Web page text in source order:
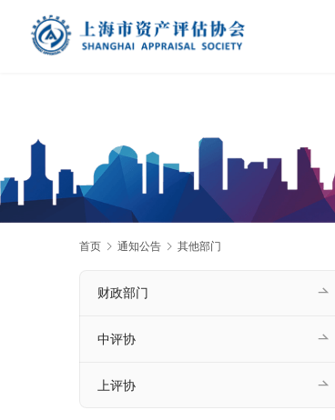
首页 通知公告 其他部门
财政部门
中评协
上评协